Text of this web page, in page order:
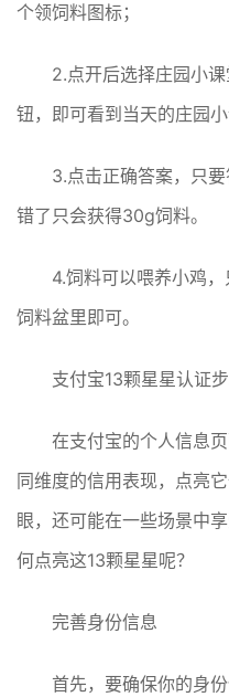
个领饲料图标；
2.点开后选择庄园小
钮，即可看到当天的庄园小
3.点击正确答案，只
错了只会获得30g饲料。
4.饲料可以喂养小鸡
饲料盆里即可。
支付宝13颗星星认证
在支付宝的个人信息
同维度的信用表现，点亮
眼，还可能在一些场景中
何点亮这13颗星星呢？
完善身份信息
首先，要确保你的身